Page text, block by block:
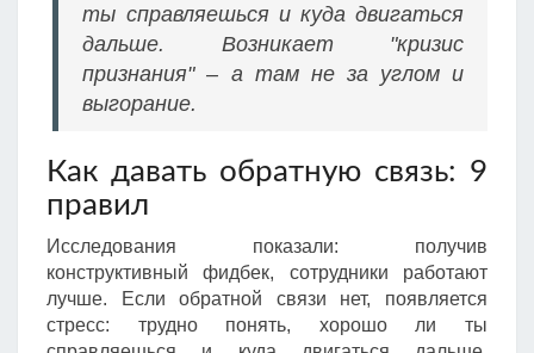
ты справляешься и куда двигаться
дальше. Возникает "кризис
признания" – а там не за углом и
выгорание.
Как давать обратную связь: 9
правил
Исследования показали: получив
конструктивный фидбек, сотрудники работают
лучше. Если обратной связи нет, появляется
стресс: трудно понять, хорошо ли ты